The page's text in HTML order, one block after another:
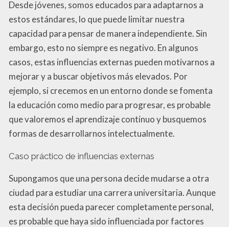
Desde jóvenes, somos educados para adaptarnos a
estos estándares, lo que puede limitar nuestra
capacidad para pensar de manera independiente. Sin
embargo, esto no siempre es negativo. En algunos
casos, estas influencias externas pueden motivarnos a
mejorar y a buscar objetivos más elevados. Por
ejemplo, si crecemos en un entorno donde se fomenta
la educación como medio para progresar, es probable
que valoremos el aprendizaje continuo y busquemos
formas de desarrollarnos intelectualmente.
Caso práctico de influencias externas
Supongamos que una persona decide mudarse a otra
ciudad para estudiar una carrera universitaria. Aunque
esta decisión pueda parecer completamente personal,
es probable que haya sido influenciada por factores